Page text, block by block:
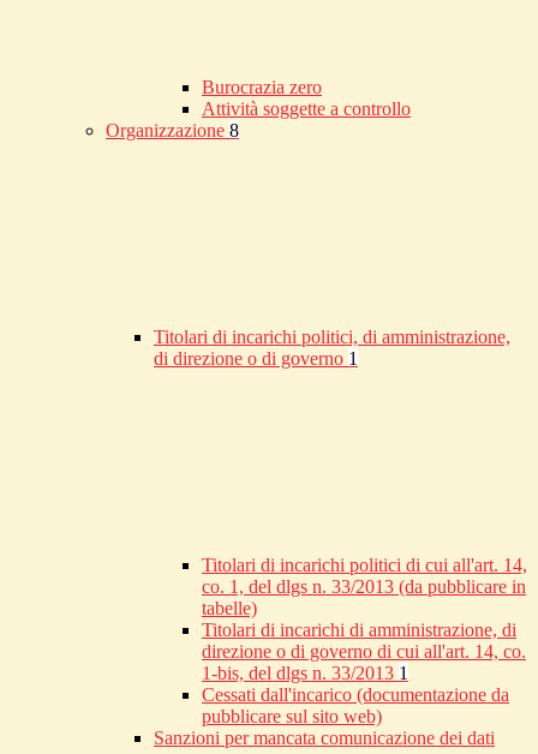
Burocrazia zero
Attività soggette a controllo
Organizzazione 8
Titolari di incarichi politici, di amministrazione,
di direzione o di governo 1
Titolari di incarichi politici di cui all'art. 14,
co. 1, del dlgs n. 33/2013 (da pubblicare in
tabelle)
Titolari di incarichi di amministrazione, di
direzione o di governo di cui all'art. 14, co.
1-bis, del dlgs n. 33/2013 1
Cessati dall'incarico (documentazione da
pubblicare sul sito web)
Sanzioni per mancata comunicazione dei dati